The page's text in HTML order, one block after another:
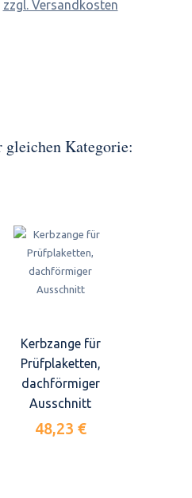
zzgl. Versandkosten
Kategorie:
Kerbzange für
Prüfplaketten,
dachförmiger
Ausschnitt
48,23 €